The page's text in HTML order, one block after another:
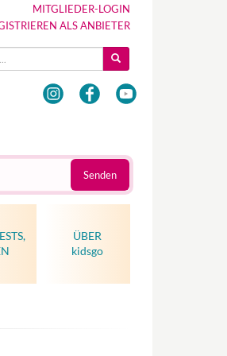
MITGLIEDER-LOGIN
ALS ANBIETER
Senden
ÜBER
kidsgo